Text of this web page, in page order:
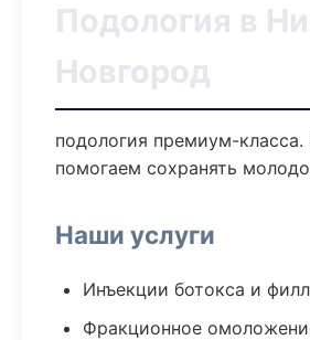
Подология в
Новгород
подология премиум-класса.
помогаем сохранять
Наши услуги
Инъекции ботокса и
Фракционное